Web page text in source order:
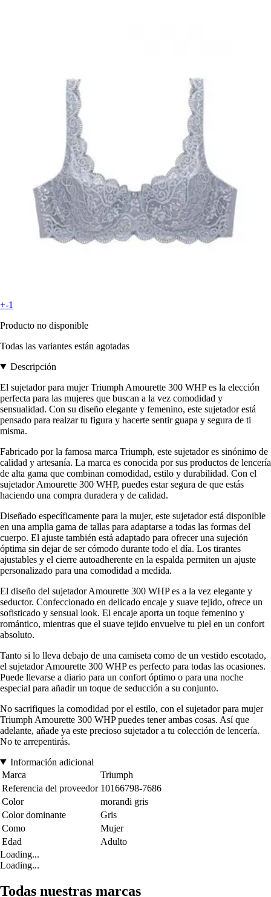
+-1
Producto no disponible
Todas las variantes están agotadas
Descripción
El sujetador para mujer Triumph Amourette 300 WHP es la elección
perfecta para las mujeres que buscan a la vez comodidad y
sensualidad. Con su diseño elegante y femenino, este sujetador está
pensado para realzar tu figura y hacerte sentir guapa y segura de ti
misma.
Fabricado por la famosa marca Triumph, este sujetador es sinónimo de
calidad y artesanía. La marca es conocida por sus productos de lencería
de alta gama que combinan comodidad, estilo y durabilidad. Con el
sujetador Amourette 300 WHP, puedes estar segura de que estás
haciendo una compra duradera y de calidad.
Diseñado específicamente para la mujer, este sujetador está disponible
en una amplia gama de tallas para adaptarse a todas las formas del
cuerpo. El ajuste también está adaptado para ofrecer una sujeción
óptima sin dejar de ser cómodo durante todo el día. Los tirantes
ajustables y el cierre autoadherente en la espalda permiten un ajuste
personalizado para una comodidad a medida.
El diseño del sujetador Amourette 300 WHP es a la vez elegante y
seductor. Confeccionado en delicado encaje y suave tejido, ofrece un
sofisticado y sensual look. El encaje aporta un toque femenino y
romántico, mientras que el suave tejido envuelve tu piel en un confort
absoluto.
Tanto si lo lleva debajo de una camiseta como de un vestido escotado,
el sujetador Amourette 300 WHP es perfecto para todas las ocasiones.
Puede llevarse a diario para un confort óptimo o para una noche
especial para añadir un toque de seducción a su conjunto.
No sacrifiques la comodidad por el estilo, con el sujetador para mujer
Triumph Amourette 300 WHP puedes tener ambas cosas. Así que
adelante, añade ya este precioso sujetador a tu colección de lencería.
No te arrepentirás.
Información adicional
Marca
Triumph
Referencia del proveedor 10166798-7686
Color
morandi gris
Color dominante
Gris
Como
Mujer
Edad
Adulto
Loading...
Loading...
Todas nuestras marcas